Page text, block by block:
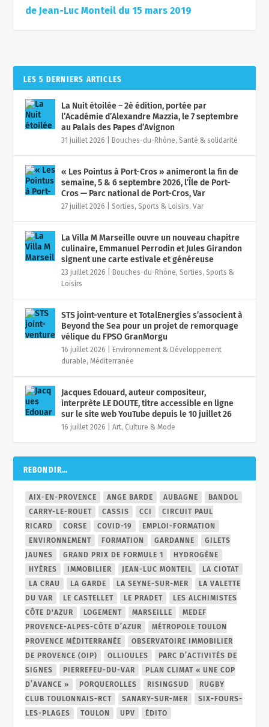
de Jean-Luc Monteil du 15 mars 2019
LES 5 DERNIERS ARTICLES
La Nuit étoilée – 2è édition, portée par
l’Académie d’Alexandre Mazzia, le 7 septembre
au Palais des Papes d’Avignon
31 juillet 2026 |Bouches-du-Rhône,Santé & solidarité
« Les Pointus à Port-Cros » animeront la fin de
semaine, 5 & 6 septembre 2026, l’Île de Port-
Cros — Parc national de Port-Cros, Var
27 juillet 2026 |Sorties, Sports & Loisirs,Var
La Villa M Marseille ouvre un nouveau chapitre
culinaire, Emmanuel Perrodin et Jules Girandon
signent une carte estivale et généreuse
23 juillet 2026 |Bouches-du-Rhône,Sorties, Sports &
Loisirs
STS joint-venture et TotalEnergies s’associent à
Beyond the Sea pour un projet de remorquage
vélique du FPSO GranMorgu
16 juillet 2026 |Environnement & Développement
durable,Méditerranée
Jacques Edouard, auteur compositeur,
interprète LE DOUTE, titre accessible en ligne
sur le site web YouTube depuis le 10 juillet 26
16 juillet 2026 |Art, Culture & Mode
REBONDIR…
AIX-EN-PROVENCE ANGE BARDE AUBAGNE
BANDOL
CARRY-LE-ROUET
CASSIS CCI
CIRCUIT PAUL
RICARD
CORSE COVID-19
EMPLOI-FORMATION
ENVIRONNEMENT
FORMATION GARDANNE
GILETS
JAUNES
GRAND PRIX DE FORMULE 1
HYDROGÈNE
HYÈRES
IMMOBILIER JEAN-LUC MONTEIL
LA CIOTAT
LA CRAU
LA GARDE LA SEYNE-SUR-MER
LA VALETTE
DU VAR
LE CASTELLET LE PRADET
LES ALCHIMISTES
CÔTE D'AZUR
LOGEMENT MARSEILLE
MEDEF
PROVENCE-ALPES-CÔTE D’AZUR
MÉTROPOLE TOULON
PROVENCE MÉDITERRANÉE
OBSERVATOIRE IMMOBILIER
DE PROVENCE (OIP)
OLLIOULES
PARC D’ACTIVITÉS DE
SIGNES
PIERREFEU-DU-VAR
PLAN CLIMAT « UNE COP
D’AVANCE »
PORQUEROLLES RISINGSUD
RUGBY
CLUB TOULONNAIS-RCT
SANARY-SUR-MER
SIX-FOURS-
LES-PLAGES
TOULON UPV ÉDITO